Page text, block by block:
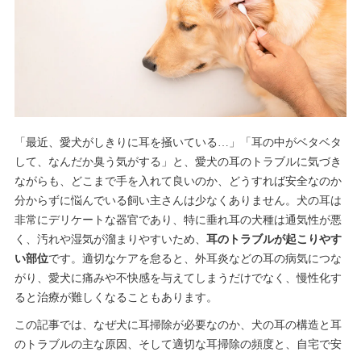
「最近、愛犬がしきりに耳を掻いている…」「耳の中がベタベタ
して、なんだか臭う気がする」と、愛犬の耳のトラブルに気づき
ながらも、どこまで手を入れて良いのか、どうすれば安全なのか
分からずに悩んでいる飼い主さんは少なくありません。犬の耳は
非常にデリケートな器官であり、特に垂れ耳の犬種は通気性が悪
く、汚れや湿気が溜まりやすいため、 耳のトラブルが起こりやす
い部位です。適切なケアを怠ると、外耳炎などの耳の病気につな
がり、愛犬に痛みや不快感を与えてしまうだけでなく、慢性化す
ると治療が難しくなることもあります。
この記事では、なぜ犬に耳掃除が必要なのか、犬の耳の構造と耳
のトラブルの主な原因、そして適切な耳掃除の頻度と、自宅で安